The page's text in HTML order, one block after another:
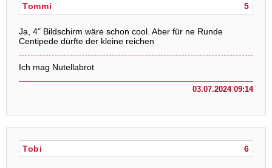
5
Tommi
Ja, 4" Bildschirm wäre schon cool. Aber für ne Runde
Centipede dürfte der kleine reichen
Ich mag Nutellabrot
03.07.2024 09:14
6
Tobi